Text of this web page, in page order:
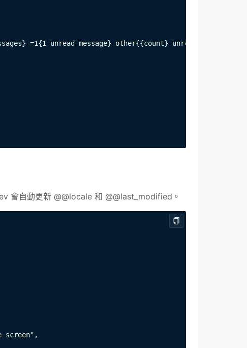
=1{1 unread message} other{{count} unread
會自動更新 @@locale 和 @@last_modified。
screen",